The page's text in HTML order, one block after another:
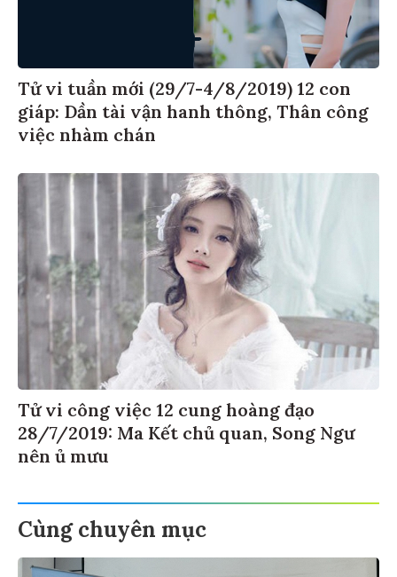
Tử vi tuần mới (29/7-4/8/2019) 12 con
giáp: Dần tài vận hanh thông, Thân công
việc nhàm chán
Tử vi công việc 12 cung hoàng đạo
28/7/2019: Ma Kết chủ quan, Song Ngư
nên ủ mưu
Cùng chuyên mục